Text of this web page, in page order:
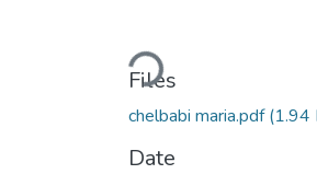
Loading...
Files
chelbabi maria.pdf(1.94
Date